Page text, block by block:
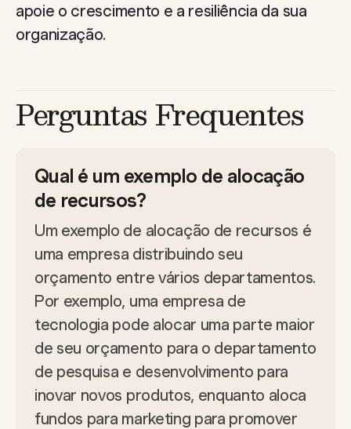
apoie o crescimento e a resiliência da sua
organização.
Perguntas Frequentes
Qual é um exemplo de alocação
de recursos?
Um exemplo de alocação de recursos é
uma empresa distribuindo seu
orçamento entre vários departamentos.
Por exemplo, uma empresa de
tecnologia pode alocar uma parte maior
de seu orçamento para o departamento
de pesquisa e desenvolvimento para
inovar novos produtos, enquanto aloca
fundos para marketing para promover